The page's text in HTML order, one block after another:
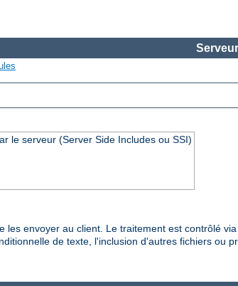
le serveur (Server Side Includes ou SSI)
envoyer au client. Le traitement est contrôlé
de texte, l'inclusion d'autres fichiers ou